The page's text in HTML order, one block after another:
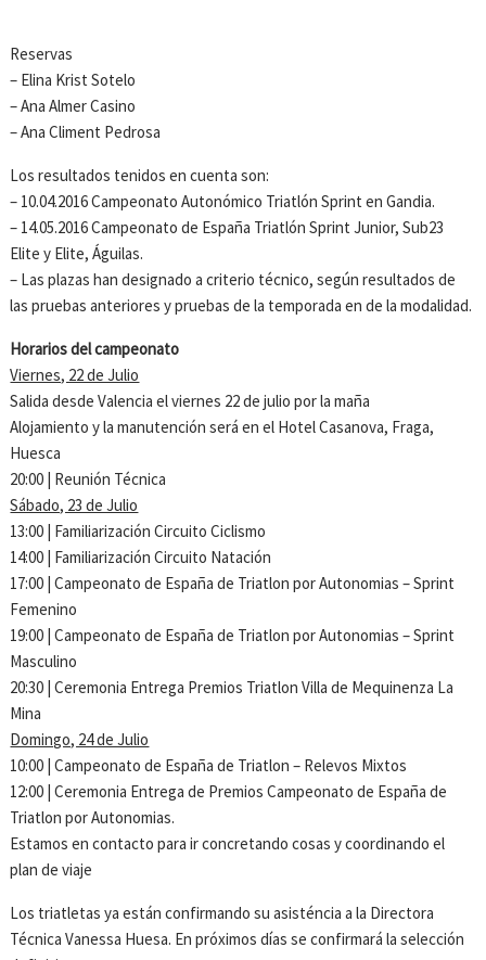
Reservas
– Elina Krist Sotelo
– Ana Almer Casino
– Ana Climent Pedrosa
Los resultados tenidos en cuenta son:
– 10.04.2016 Campeonato Autonómico Triatlón Sprint en Gandia.
– 14.05.2016 Campeonato de España Triatlón Sprint Junior, Sub23
Elite y Elite, Águilas.
– Las plazas han designado a criterio técnico, según resultados de
las pruebas anteriores y pruebas de la temporada en de la modalidad.
Horarios del campeonato
Viernes, 22 de Julio
Salida desde Valencia el viernes 22 de julio por la maña
Alojamiento y la manutención será en el Hotel Casanova, Fraga,
Huesca
20:00 | Reunión Técnica
Sábado, 23 de Julio
13:00 | Familiarización Circuito Ciclismo
14:00 | Familiarización Circuito Natación
17:00 | Campeonato de España de Triatlon por Autonomias – Sprint
Femenino
19:00 | Campeonato de España de Triatlon por Autonomias – Sprint
Masculino
20:30 | Ceremonia Entrega Premios Triatlon Villa de Mequinenza La
Mina
Domingo, 24 de Julio
10:00 | Campeonato de España de Triatlon – Relevos Mixtos
12:00 | Ceremonia Entrega de Premios Campeonato de España de
Triatlon por Autonomias.
Estamos en contacto para ir concretando cosas y coordinando el
plan de viaje
Los triatletas ya están confirmando su asisténcia a la Directora
Técnica Vanessa Huesa. En próximos días se confirmará la selección